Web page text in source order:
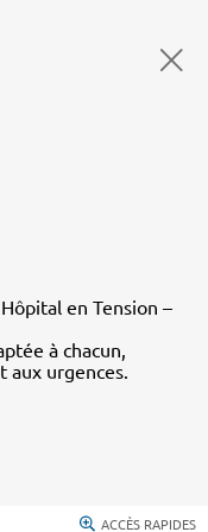
en Tension –
à chacun,
aux urgences.
ACCÈS RAPIDES